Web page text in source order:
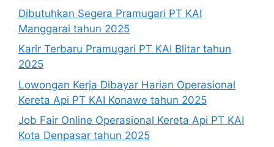
Dibutuhkan Segera Pramugari PT KAI
Manggarai tahun 2025
Karir Terbaru Pramugari PT KAI Blitar tahun
2025
Lowongan Kerja Dibayar Harian Operasional
Kereta Api PT KAI Konawe tahun 2025
Job Fair Online Operasional Kereta Api PT KAI
Kota Denpasar tahun 2025